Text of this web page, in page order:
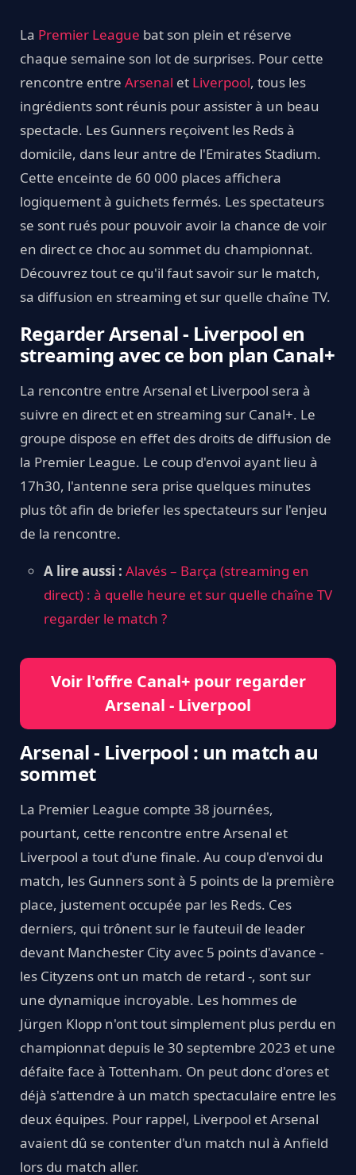
La Premier League bat son plein et réserve
chaque semaine son lot de surprises. Pour cette
rencontre entre Arsenal et Liverpool, tous les
ingrédients sont réunis pour assister à un beau
spectacle. Les Gunners reçoivent les Reds à
domicile, dans leur antre de l'Emirates Stadium.
Cette enceinte de 60 000 places affichera
logiquement à guichets fermés. Les spectateurs
se sont rués pour pouvoir avoir la chance de voir
en direct ce choc au sommet du championnat.
Découvrez tout ce qu'il faut savoir sur le match,
sa diffusion en streaming et sur quelle chaîne TV.
Regarder Arsenal - Liverpool en
streaming avec ce bon plan Canal+
La rencontre entre Arsenal et Liverpool sera à
suivre en direct et en streaming sur Canal+. Le
groupe dispose en effet des droits de diffusion de
la Premier League. Le coup d'envoi ayant lieu à
17h30, l'antenne sera prise quelques minutes
plus tôt afin de briefer les spectateurs sur l'enjeu
de la rencontre.
A lire aussi : Alavés – Barça (streaming en
direct) : à quelle heure et sur quelle chaîne TV
regarder le match ?
Voir l'offre Canal+ pour regarder
Arsenal - Liverpool
Arsenal - Liverpool : un match au
sommet
La Premier League compte 38 journées,
pourtant, cette rencontre entre Arsenal et
Liverpool a tout d'une finale. Au coup d'envoi du
match, les Gunners sont à 5 points de la première
place, justement occupée par les Reds. Ces
derniers, qui trônent sur le fauteuil de leader
devant Manchester City avec 5 points d'avance -
les Cityzens ont un match de retard -, sont sur
une dynamique incroyable. Les hommes de
Jürgen Klopp n'ont tout simplement plus perdu en
championnat depuis le 30 septembre 2023 et une
défaite face à Tottenham. On peut donc d'ores et
déjà s'attendre à un match spectaculaire entre les
deux équipes. Pour rappel, Liverpool et Arsenal
avaient dû se contenter d'un match nul à Anfield
lors du match aller.